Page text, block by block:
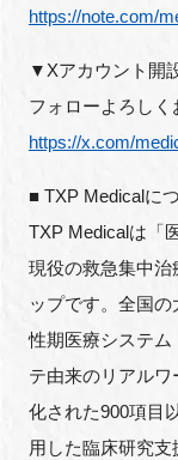
https://note.com/
▼Xアカウント開
フォローよろしく
https://x.com/
■ TXP Medicalに
TXP Medicalは「
現役の救急集中
ップです。全国
性期医療システム
テ由来のリアル
化された900項目
用した臨床研究